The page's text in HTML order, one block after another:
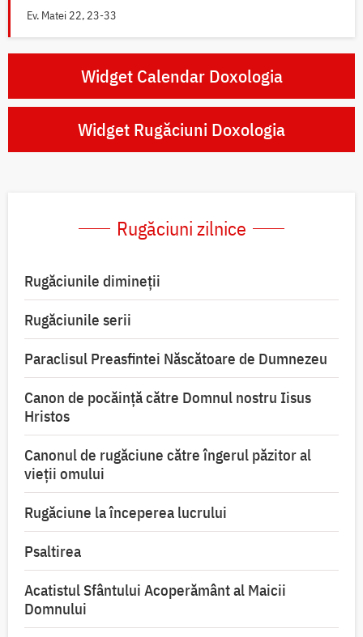
Ev. Matei 22, 23-33
Widget Calendar Doxologia
Widget Rugăciuni Doxologia
Rugăciuni zilnice
Rugăciunile dimineții
Rugăciunile serii
Paraclisul Preasfintei Născătoare de Dumnezeu
Canon de pocăință către Domnul nostru Iisus
Hristos
Canonul de rugăciune către îngerul păzitor al
vieții omului
Rugăciune la începerea lucrului
Psaltirea
Acatistul Sfântului Acoperământ al Maicii
Domnului